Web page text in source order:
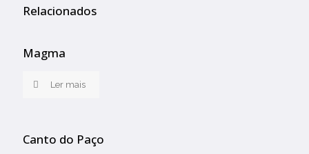
Relacionados
Magma
Ler mais
Canto do Paço